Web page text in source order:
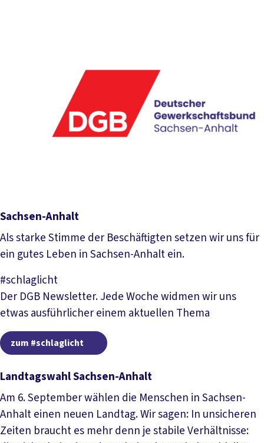
Sachsen-Anhalt
Als starke Stimme der Beschäftigten setzen wir uns für
ein gutes Leben in Sachsen-Anhalt ein.
Mehr lesen
#schlaglicht
Der DGB Newsletter. Jede Woche widmen wir uns
etwas ausführlicher einem aktuellen Thema
zum #schlaglicht zum #schlaglicht
Landtagswahl Sachsen-Anhalt
Am 6. September wählen die Menschen in Sachsen-
Anhalt einen neuen Landtag. Wir sagen: In unsicheren
Zeiten braucht es mehr denn je stabile Verhältnisse: